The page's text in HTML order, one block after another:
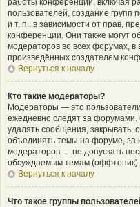
работы конференции, включая
пользователей, создание групп
и т. п., в зависимости от прав,
конференции. Они также могут
модераторов во всех форумах, в
произведённых создателем
Вернуться к началу
Кто такие модераторы?
Модераторы — это
ежедневно следят за форумами.
удалять сообщения, закрывать,
объединять темы на форуме, за
модераторов — не допускать
обсуждаемым темам (оффтопик),
Вернуться к началу
Что такое группы